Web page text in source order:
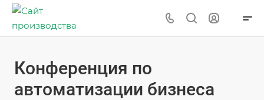
Конференция по
автоматизации бизнеса